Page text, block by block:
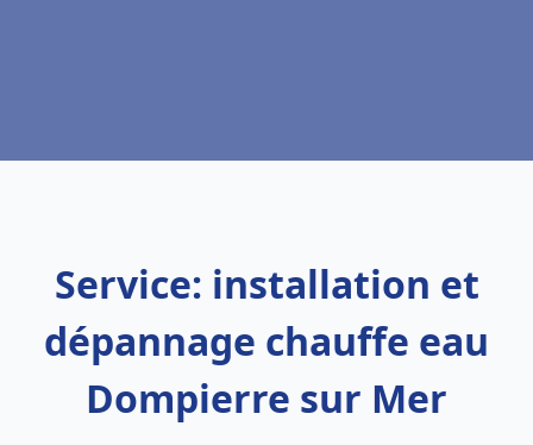
Service: installation et
dépannage chauffe eau
Dompierre sur Mer